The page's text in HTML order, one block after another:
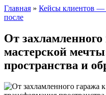
Главная » Кейсы клиентов —
после
От захламленного
мастерской
пространства и